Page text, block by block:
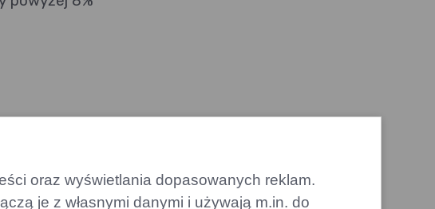
sposób nie
ze sobą na
pij więcej.
oraz wyświetlania dopasowanych reklam.
je z własnymi danymi i używają m.in. do